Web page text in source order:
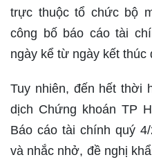
trực thuộc tổ chức bộ
công bố báo cáo tài
ngày kể từ ngày kết thúc
Tuy nhiên, đến hết thời
dịch Chứng khoán TP
Báo cáo tài chính quý
và nhắc nhở, đề nghị